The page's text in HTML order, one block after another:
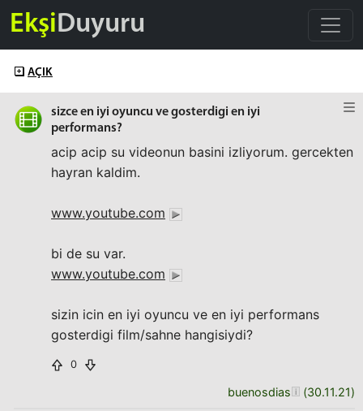
EkşiDuyuru
AÇIK
sizce en iyi oyuncu ve gosterdigi en iyi
performans?
acip acip su videonun basini izliyorum. gercekten
hayran kaldim.
www.youtube.com
bi de su var.
www.youtube.com
sizin icin en iyi oyuncu ve en iyi performans
gosterdigi film/sahne hangisiydi?
0
buenosdias (30.11.21)